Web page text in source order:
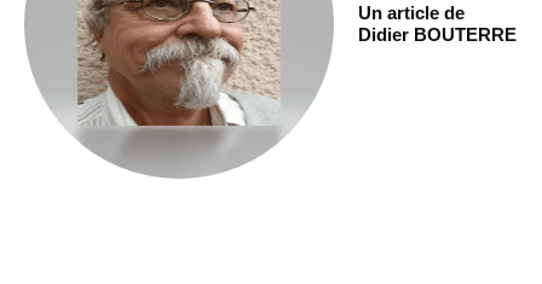
Un article de
Didier BOUTERRE